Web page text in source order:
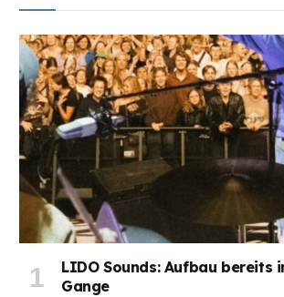
LIDO Sounds: Aufbau bereits
Gange